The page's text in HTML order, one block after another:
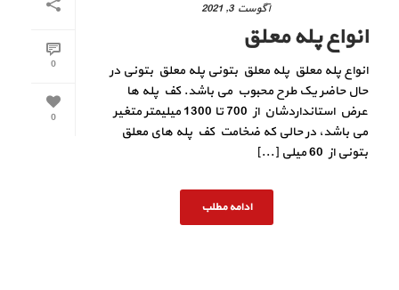
0
0
آگوست 3, 2021
انواع پله معلق
انواع پله معلق پله معلق بتونی پله معلق بتونی در
حال حاضر یک طرح محبوب می باشد. کف پله ها
عرض استانداردشان از 700 تا 1300 میلیمتر متغیر
می باشد، در حالی که ضخامت کف پله های معلق
بتونی از 60 میلی [...]
ادامه مطلب